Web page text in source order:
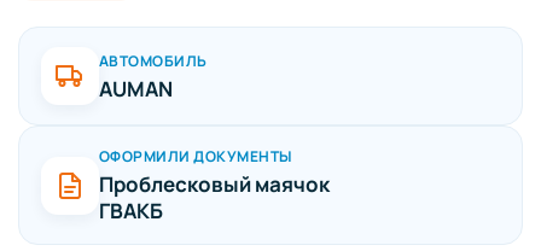
АВТОМОБИЛЬ
AUMAN
ОФОРМИЛИ ДОКУМЕНТЫ
Проблесковый маячок
ГВАКБ